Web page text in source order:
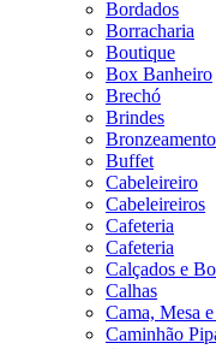
Bordados
Borracharia
Boutique
Box Banheiro
Brechó
Brindes
Buffet
Cabeleireiro
Cabeleireiros
Cafeteria
Cafeteria
Calçados e
Calhas
Cama, Mesa
Caminhão